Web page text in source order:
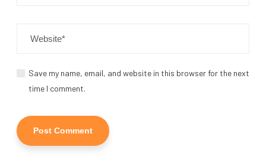
Save my name, email, and website in this browser for the next
time I comment.